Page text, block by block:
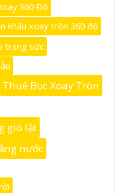
360 Độ
khấu xoay tròn 360 độ
trang sức
Thuê Bục Xoay Tròn
gió lật
nước